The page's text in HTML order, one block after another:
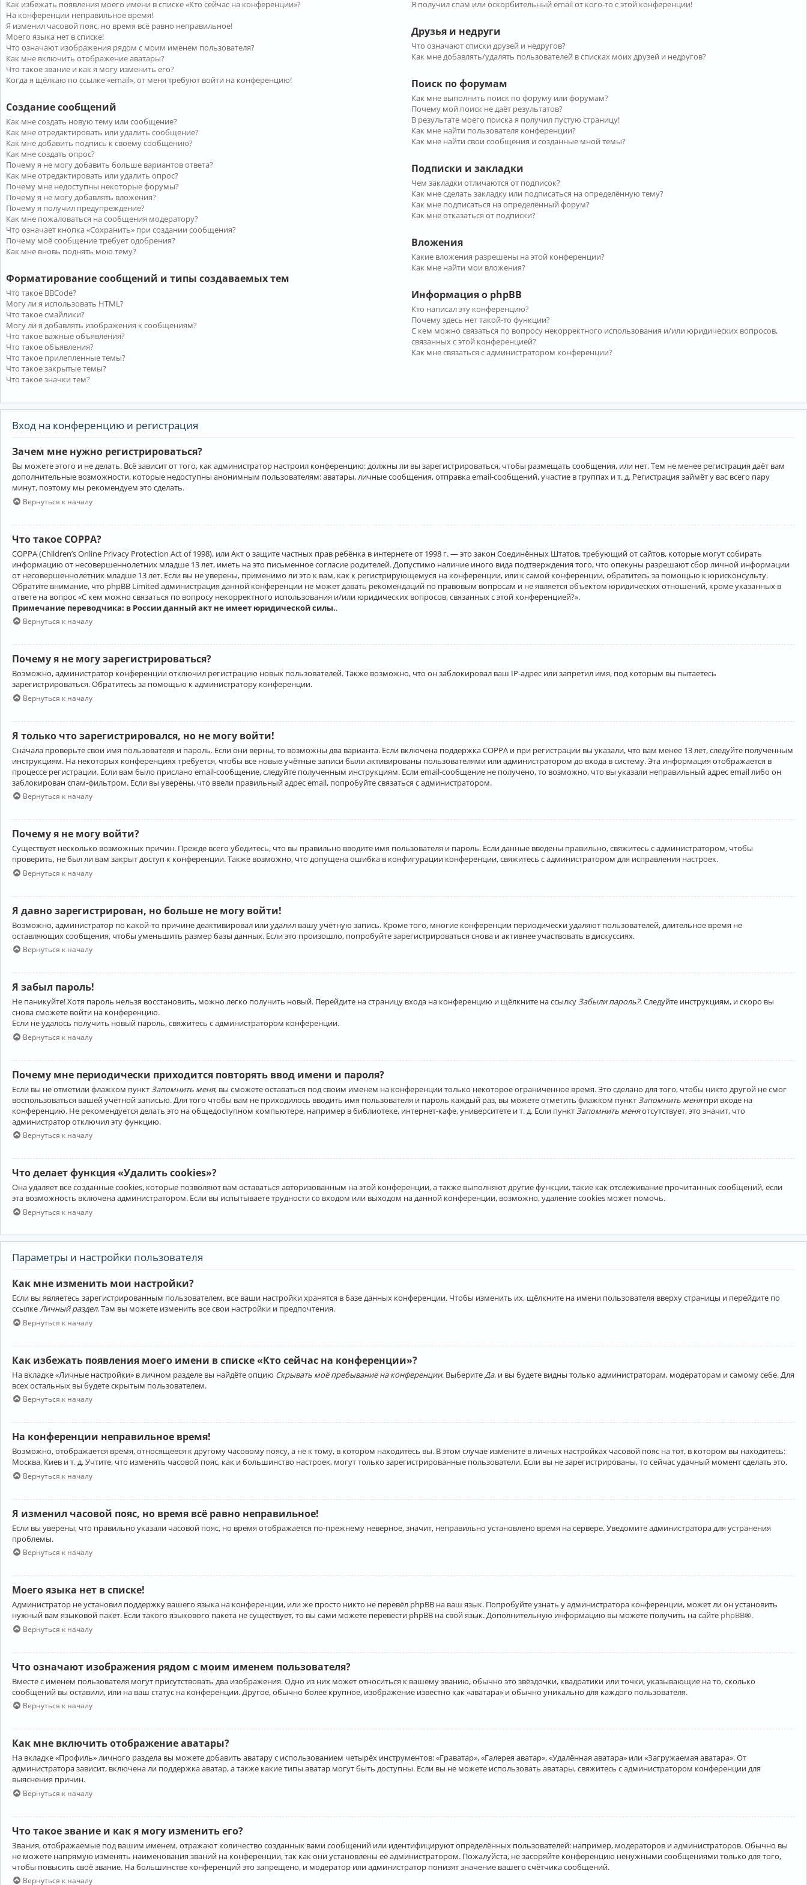
Как избежать появления моего имени в списке «Кто сейчас на конференции»?
На конференции неправильное время!
Я изменил часовой пояс, но время всё равно неправильное!
Моего языка нет в списке!
Что означают изображения рядом с моим именем пользователя?
Как мне включить отображение аватары?
Что такое звание и как я могу изменить его?
Когда я щёлкаю по ссылке «email», от меня требуют войти на конференцию!
Создание сообщений
Как мне создать новую тему или сообщение?
Как мне отредактировать или удалить сообщение?
Как мне добавить подпись к своему сообщению?
Как мне создать опрос?
Почему я не могу добавить больше вариантов ответа?
Как мне отредактировать или удалить опрос?
Почему мне недоступны некоторые форумы?
Почему я не могу добавлять вложения?
Почему я получил предупреждение?
Как мне пожаловаться на сообщения модератору?
Что означает кнопка «Сохранить» при создании сообщения?
Почему моё сообщение требует одобрения?
Как мне вновь поднять мою тему?
Форматирование сообщений и типы создаваемых тем
Что такое BBCode?
Могу ли я использовать HTML?
Что такое смайлики?
Могу ли я добавлять изображения к сообщениям?
Что такое важные объявления?
Что такое объявления?
Что такое прилепленные темы?
Что такое закрытые темы?
Что такое значки тем?
Я получил спам или оскорбительный email от кого-то с этой конференции!
Друзья и недруги
Что означают списки друзей и недругов?
Как мне добавлять/удалять пользователей в списках моих друзей и недругов?
Поиск по форумам
Как мне выполнить поиск по форуму или форумам?
Почему мой поиск не даёт результатов?
В результате моего поиска я получил пустую страницу!
Как мне найти пользователя конференции?
Как мне найти свои сообщения и созданные мной темы?
Подписки и закладки
Чем закладки отличаются от подписок?
Как мне сделать закладку или подписаться на определённую тему?
Как мне подписаться на определённый форум?
Как мне отказаться от подписки?
Вложения
Какие вложения разрешены на этой конференции?
Как мне найти мои вложения?
Информация о phpBB
Кто написал эту конференцию?
Почему здесь нет такой-то функции?
С кем можно связаться по вопросу некорректного использования и/или юридических вопросов,
связанных с этой конференцией?
Как мне связаться с администратором конференции?
Вход на конференцию и регистрация
Зачем мне нужно регистрироваться?
Вы можете этого и не делать. Всё зависит от того, как администратор настроил конференцию: должны ли вы зарегистрироваться, чтобы размещать сообщения, или нет. Тем не менее регистрация даёт вам
дополнительные возможности, которые недоступны анонимным пользователям: аватары, личные сообщения, отправка email-сообщений, участие в группах и т. д. Регистрация займёт у вас всего пару
минут, поэтому мы рекомендуем это сделать.
Вернуться к началу
Что такое COPPA?
COPPA (Children’s Online Privacy Protection Act of 1998), или Акт о защите частных прав ребёнка в интернете от 1998 г. — это закон Соединённых Штатов, требующий от сайтов, которые могут собирать
информацию от несовершеннолетних младше 13 лет, иметь на это письменное согласие родителей. Допустимо наличие иного вида подтверждения того, что опекуны разрешают сбор личной информации
от несовершеннолетних младше 13 лет. Если вы не уверены, применимо ли это к вам, как к регистрирующемуся на конференции, или к самой конференции, обратитесь за помощью к юрисконсульту.
Обратите внимание, что phpBB Limited администрация данной конференции не может давать рекомендаций по правовым вопросам и не является объектом юридических отношений, кроме указанных в
ответе на вопрос «С кем можно связаться по вопросу некорректного использования и/или юридических вопросов, связанных с этой конференцией?».
Примечание переводчика: в России данный акт не имеет юридической силы..
Вернуться к началу
Почему я не могу зарегистрироваться?
Возможно, администратор конференции отключил регистрацию новых пользователей. Также возможно, что он заблокировал ваш IP-адрес или запретил имя, под которым вы пытаетесь
зарегистрироваться. Обратитесь за помощью к администратору конференции.
Вернуться к началу
Я только что зарегистрировался, но не могу войти!
Сначала проверьте свои имя пользователя и пароль. Если они верны, то возможны два варианта. Если включена поддержка COPPA и при регистрации вы указали, что вам менее 13 лет, следуйте полученным
инструкциям. На некоторых конференциях требуется, чтобы все новые учётные записи были активированы пользователями или администратором до входа в систему. Эта информация отображается в
процессе регистрации. Если вам было прислано email-сообщение, следуйте полученным инструкциям. Если email-сообщение не получено, то возможно, что вы указали неправильный адрес email либо он
заблокирован спам-фильтром. Если вы уверены, что ввели правильный адрес email, попробуйте связаться с администратором.
Вернуться к началу
Почему я не могу войти?
Существует несколько возможных причин. Прежде всего убедитесь, что вы правильно вводите имя пользователя и пароль. Если данные введены правильно, свяжитесь с администратором, чтобы
проверить, не был ли вам закрыт доступ к конференции. Также возможно, что допущена ошибка в конфигурации конференции, свяжитесь с администратором для исправления настроек.
Вернуться к началу
Я давно зарегистрирован, но больше не могу войти!
Возможно, администратор по какой-то причине деактивировал или удалил вашу учётную запись. Кроме того, многие конференции периодически удаляют пользователей, длительное время не
оставляющих сообщения, чтобы уменьшить размер базы данных. Если это произошло, попробуйте зарегистрироваться снова и активнее участвовать в дискуссиях.
Вернуться к началу
Я забыл пароль!
Не паникуйте! Хотя пароль нельзя восстановить, можно легко получить новый. Перейдите на страницу входа на конференцию и щёлкните на ссылкуЗабыли пароль?. Следуйте инструкциям, и скоро вы
снова сможете войти на конференцию.
Если не удалось получить новый пароль, свяжитесь с администратором конференции.
Вернуться к началу
Почему мне периодически приходится повторять ввод имени и пароля?
Если вы не отметили флажком пункт Запомнить меня, вы сможете оставаться под своим именем на конференции только некоторое ограниченное время. Это сделано для того, чтобы никто другой не смог
воспользоваться вашей учётной записью. Для того чтобы вам не приходилось вводить имя пользователя и пароль каждый раз, вы можете отметить флажком пункт Запомнить меняпри входе на
конференцию. Не рекомендуется делать это на общедоступном компьютере, например в библиотеке, интернет-кафе, университете и т. д. Если пункт Запомнить меняотсутствует, это значит, что
администратор отключил эту функцию.
Вернуться к началу
Что делает функция «Удалить cookies»?
Она удаляет все созданные cookies, которые позволяют вам оставаться авторизованным на этой конференции, а также выполняют другие функции, такие как отслеживание прочитанных сообщений, если
эта возможность включена администратором. Если вы испытываете трудности со входом или выходом на данной конференции, возможно, удаление cookies может помочь.
Вернуться к началу
Параметры и настройки пользователя
Как мне изменить мои настройки?
Если вы являетесь зарегистрированным пользователем, все ваши настройки хранятся в базе данных конференции. Чтобы изменить их, щёлкните на имени пользователя вверху страницы и перейдите по
ссылкеЛичный раздел. Там вы можете изменить все свои настройки и предпочтения.
Вернуться к началу
Как избежать появления моего имени в списке «Кто сейчас на конференции»?
На вкладке «Личные настройки» в личном разделе вы найдёте опцию Скрывать моё пребывание на конференции. Выберите Да, и вы будете видны только администраторам, модераторам и самому себе. Для
всех остальных вы будете скрытым пользователем.
Вернуться к началу
На конференции неправильное время!
Возможно, отображается время, относящееся к другому часовому поясу, а не к тому, в котором находитесь вы. В этом случае измените в личных настройках часовой пояс на тот, в котором вы находитесь:
Москва, Киев и т. д. Учтите, что изменять часовой пояс, как и большинство настроек, могут только зарегистрированные пользователи. Если вы не зарегистрированы, то сейчас удачный момент сделать это.
Вернуться к началу
Я изменил часовой пояс, но время всё равно неправильное!
Если вы уверены, что правильно указали часовой пояс, но время отображается по-прежнему неверное, значит, неправильно установлено время на сервере. Уведомите администратора для устранения
проблемы.
Вернуться к началу
Моего языка нет в списке!
Администратор не установил поддержку вашего языка на конференции, или же просто никто не перевёл phpBB на ваш язык. Попробуйте узнать у администратора конференции, может ли он установить
нужный вам языковой пакет. Если такого языкового пакета не существует, то вы сами можете перевести phpBB на свой язык. Дополнительную информацию вы можете получить на сайте phpBB®.
Вернуться к началу
Что означают изображения рядом с моим именем пользователя?
Вместе с именем пользователя могут присутствовать два изображения. Одно из них может относиться к вашему званию, обычно это звёздочки, квадратики или точки, указывающие на то, сколько
сообщений вы оставили, или на ваш статус на конференции. Другое, обычно более крупное, изображение известно как «аватара» и обычно уникально для каждого пользователя.
Вернуться к началу
Как мне включить отображение аватары?
На вкладке «Профиль» личного раздела вы можете добавить аватару с использованием четырёх инструментов: «Граватар», «Галерея аватар», «Удалённая аватара» или «Загружаемая аватара». От
администратора зависит, включена ли поддержка аватар, а также какие типы аватар могут быть доступны. Если вы не можете использовать аватары, свяжитесь с администратором конференции для
выяснения причин.
Вернуться к началу
Что такое звание и как я могу изменить его?
Звания, отображаемые под вашим именем, отражают количество созданных вами сообщений или идентифицируют определённых пользователей: например, модераторов и администраторов. Обычно вы
не можете напрямую изменять наименования званий на конференции, так как они установлены её администратором. Пожалуйста, не засоряйте конференцию ненужными сообщениями только для того,
чтобы повысить своё звание. На большинстве конференций это запрещено, и модератор или администратор понизят значение вашего счётчика сообщений.
Вернуться к началу